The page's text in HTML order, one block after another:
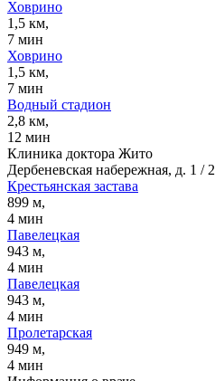
Ховрино
1,5 км,
7 мин
Ховрино
1,5 км,
7 мин
Водный стадион
2,8 км,
12 мин
Клиника доктора Жито
Дербеневская набережная, д. 1 / 2
Крестьянская застава
899 м,
4 мин
Павелецкая
943 м,
4 мин
Павелецкая
943 м,
4 мин
Пролетарская
949 м,
4 мин